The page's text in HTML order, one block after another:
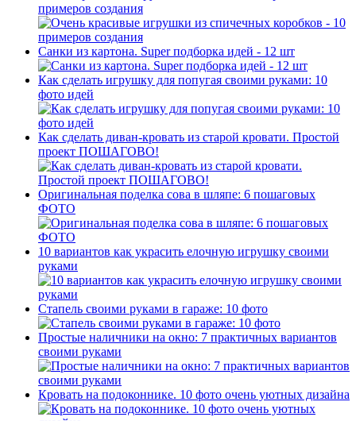
примеров создания
Санки из картона. Super подборка идей - 12 шт
Как сделать игрушку для попугая своими руками: 10
фото идей
Как сделать диван-кровать из старой кровати. Простой
проект ПОШАГОВО!
Оригинальная поделка сова в шляпе: 6 пошаговых
ФОТО
10 вариантов как украсить елочную игрушку своими
руками
Стапель своими руками в гараже: 10 фото
Простые наличники на окно: 7 практичных вариантов
своими руками
Кровать на подоконнике. 10 фото очень уютных дизайна